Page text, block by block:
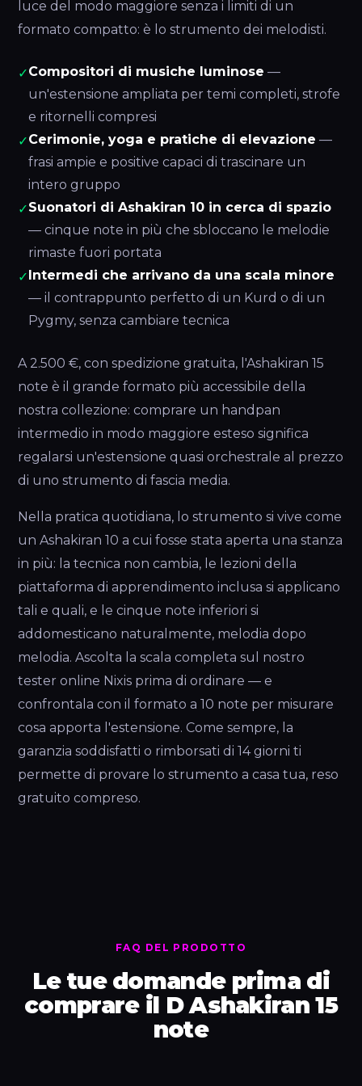
luce del modo maggiore senza i limiti di un
formato compatto: è lo strumento dei melodisti.
✓Compositori di musiche luminose —
un'estensione ampliata per temi completi, strofe
e ritornelli compresi
✓Cerimonie, yoga e pratiche di elevazione —
frasi ampie e positive capaci di trascinare un
intero gruppo
✓Suonatori di Ashakiran 10 in cerca di spazio
— cinque note in più che sbloccano le melodie
rimaste fuori portata
✓ Intermedi che arrivano da una scala minore
— il contrappunto perfetto di un Kurd o di un
Pygmy, senza cambiare tecnica
A 2.500 €, con spedizione gratuita, l'Ashakiran 15
note è il grande formato più accessibile della
nostra collezione: comprare un handpan
intermedio in modo maggiore esteso significa
regalarsi un'estensione quasi orchestrale al prezzo
di uno strumento di fascia media.
Nella pratica quotidiana, lo strumento si vive come
un Ashakiran 10 a cui fosse stata aperta una stanza
in più: la tecnica non cambia, le lezioni della
piattaforma di apprendimento inclusa si applicano
tali e quali, e le cinque note inferiori si
addomesticano naturalmente, melodia dopo
melodia. Ascolta la scala completa sul nostro
tester online Nixis prima di ordinare — e
confrontala con il formato a 10 note per misurare
cosa apporta l'estensione. Come sempre, la
garanzia soddisfatti o rimborsati di 14 giorni ti
permette di provare lo strumento a casa tua, reso
gratuito compreso.
FAQ DEL PRODOTTO
Le tue domande prima di
comprare il D Ashakiran 15
note